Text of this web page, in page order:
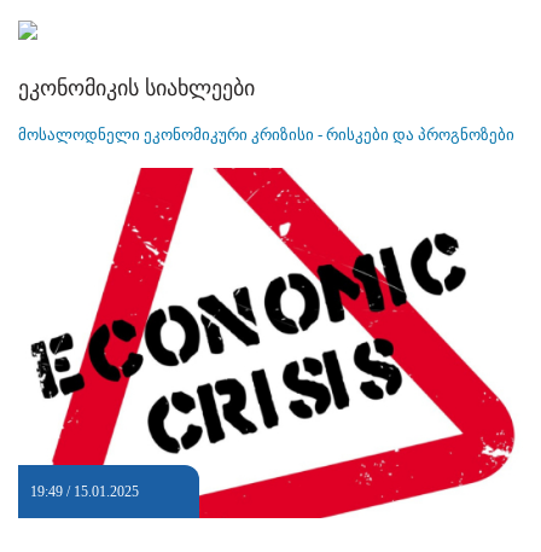
ეკონომიკის სიახლეები
მოსალოდნელი ეკონომიკური კრიზისი - რისკები და პროგნოზები
19:49 / 15.01.2025